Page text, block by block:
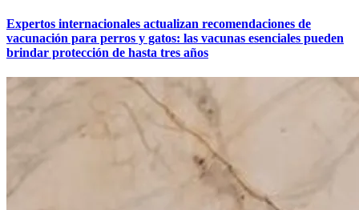
Expertos internacionales actualizan recomendaciones de
vacunación para perros y gatos: las vacunas esenciales pueden
brindar protección de hasta tres años